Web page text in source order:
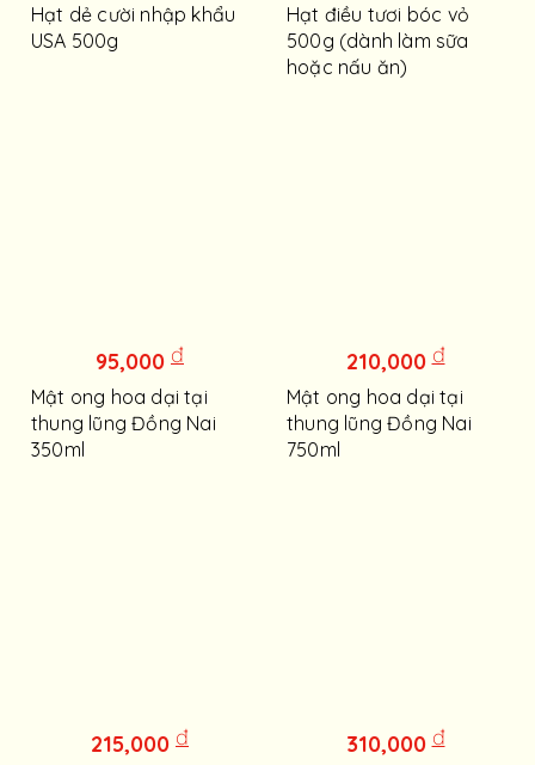
Hạt dẻ cười nhập khẩu
USA 500g
Hạt điều tươi bóc vỏ
500g (dành làm sữa
hoặc nấu ăn)
95,000 đ
Mật ong hoa dại tại
thung lũng Đồng Nai
350ml
210,000 đ
Mật ong hoa dại tại
thung lũng Đồng Nai
750ml
215,000 đ 310,000 đ